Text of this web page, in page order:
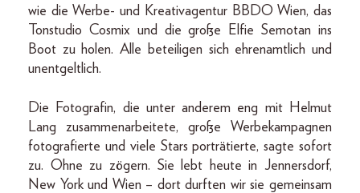
wie die Werbe- und Kreativagentur BBDO Wien, das
Tonstudio Cosmix und die große Elfie Semotan ins
Boot zu holen. Alle beteiligen sich ehrenamtlich und
unentgeltlich.
Die Fotografin, die unter anderem eng mit Helmut
Lang zusammenarbeitete, große Werbekampagnen
fotografierte und viele Stars porträtierte, sagte sofort
zu. Ohne zu zögern. Sie lebt heute in Jennersdorf,
New York und Wien – dort durften wir sie gemeinsam